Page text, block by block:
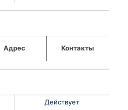
Адрес Контакты
Действует